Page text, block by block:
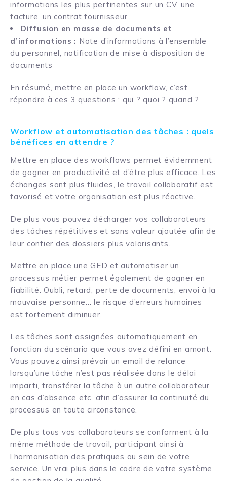
informations les plus pertinentes sur un CV, une
facture, un contrat fournisseur
Diffusion en masse de documents et
d’informations : Note d’informations à l’ensemble
du personnel, notification de mise à disposition de
documents
En résumé, mettre en place un workflow, c’est
répondre à ces 3 questions : qui ? quoi ? quand ?
Workflow et automatisation des tâches : quels
bénéfices en attendre ?
Mettre en place des workflows permet évidemment
de gagner en productivité et d’être plus efficace. Les
échanges sont plus fluides, le travail collaboratif est
favorisé et votre organisation est plus réactive.
De plus vous pouvez décharger vos collaborateurs
des tâches répétitives et sans valeur ajoutée afin de
leur confier des dossiers plus valorisants.
Mettre en place une GED et automatiser un
processus métier permet également de gagner en
fiabilité. Oubli, retard, perte de documents, envoi à la
mauvaise personne… le risque d’erreurs humaines
est fortement diminuer.
Les tâches sont assignées automatiquement en
fonction du scénario que vous avez défini en amont.
Vous pouvez ainsi prévoir un email de relance
lorsqu’une tâche n’est pas réalisée dans le délai
imparti, transférer la tâche à un autre collaborateur
en cas d’absence etc. afin d’assurer la continuité du
processus en toute circonstance.
De plus tous vos collaborateurs se conforment à la
même méthode de travail, participant ainsi à
l’harmonisation des pratiques au sein de votre
service. Un vrai plus dans le cadre de votre système